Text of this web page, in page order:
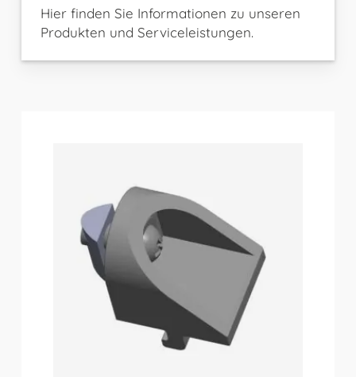
Hier finden Sie Informationen zu unseren
Produkten und Serviceleistungen.